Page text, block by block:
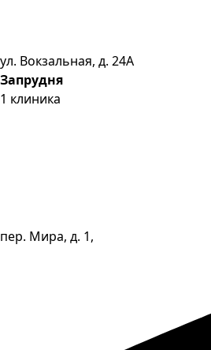
ул. Вокзальная, д. 24А
Запрудня
1 клиника
пер. Мира, д. 1,